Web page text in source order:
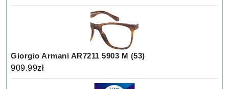
Giorgio Armani AR7211 5903 M (53)
909.99zł